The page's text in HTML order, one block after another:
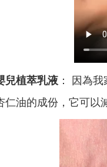
兒植萃乳液： 因為我
仁油的成份，它可以